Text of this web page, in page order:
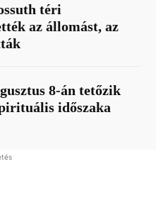
téri
az állomást, az
8-án tetőzik
időszaka